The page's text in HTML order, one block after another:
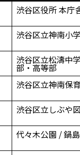
渋谷区役所 本庁
渋谷区立神南小
渋谷区立松濤中
部・高等部
渋谷区立神南保
渋谷区立しぶや
代々木公園 / 鍋